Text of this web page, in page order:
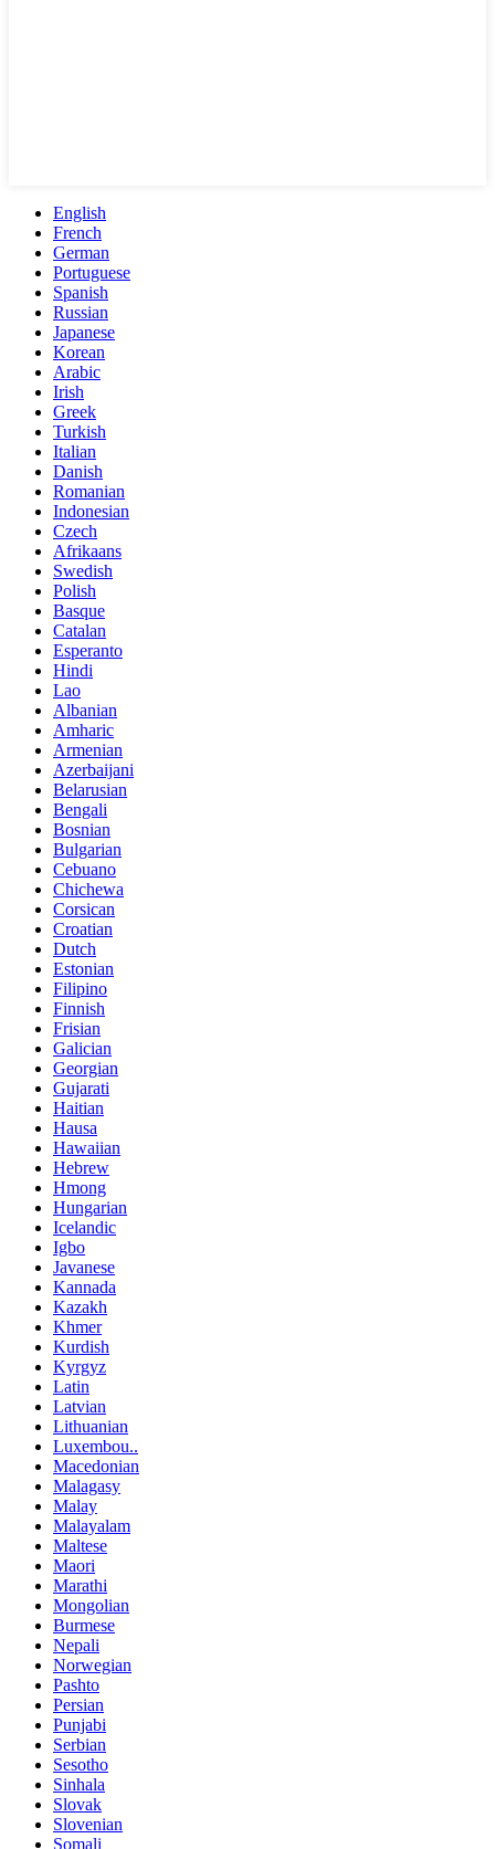
English
French
German
Portuguese
Spanish
Russian
Japanese
Korean
Arabic
Irish
Greek
Turkish
Italian
Danish
Romanian
Indonesian
Czech
Afrikaans
Swedish
Polish
Basque
Catalan
Esperanto
Hindi
Lao
Albanian
Amharic
Armenian
Azerbaijani
Belarusian
Bengali
Bosnian
Bulgarian
Cebuano
Chichewa
Corsican
Croatian
Dutch
Estonian
Filipino
Finnish
Frisian
Galician
Georgian
Gujarati
Haitian
Hausa
Hawaiian
Hebrew
Hmong
Hungarian
Icelandic
Igbo
Javanese
Kannada
Kazakh
Khmer
Kurdish
Kyrgyz
Latin
Latvian
Lithuanian
Luxembou..
Macedonian
Malagasy
Malay
Malayalam
Maltese
Maori
Marathi
Mongolian
Burmese
Nepali
Norwegian
Pashto
Persian
Punjabi
Serbian
Sesotho
Sinhala
Slovak
Slovenian
Somali